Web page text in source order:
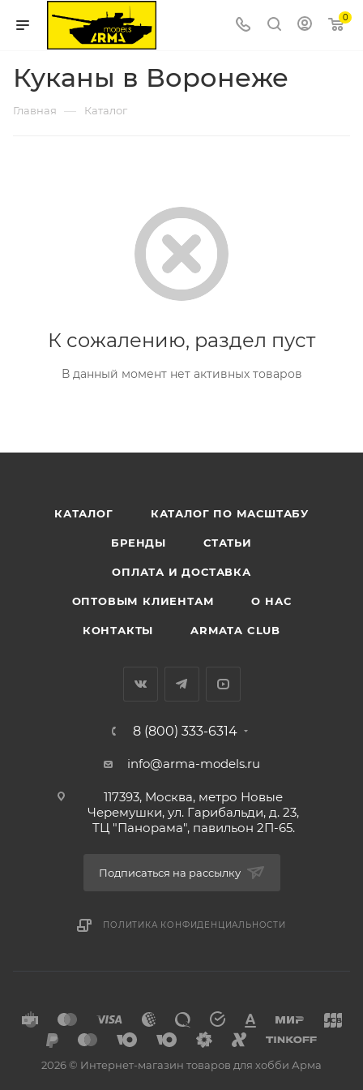
0
Куканы в Воронеже
Главная — Каталог
К сожалению, раздел пуст
В данный момент нет активных товаров
КАТАЛОГ КАТАЛОГ ПО МАСШТАБУ
БРЕНДЫ СТАТЬИ
ОПЛАТА И ДОСТАВКА
ОПТОВЫМ КЛИЕНТАМ О НАС
КОНТАКТЫ ARMATA CLUB
8 (800) 333-6314
info@arma-models.ru
117393, Москва, метро Новые
Черемушки, ул. Гарибальди, д. 23,
ТЦ "Панорама", павильон 2П-65.
Подписаться на рассылку
ПОЛИТИКА КОНФИДЕНЦИАЛЬНОСТИ
2026 © Интернет-магазин товаров для хобби Арма